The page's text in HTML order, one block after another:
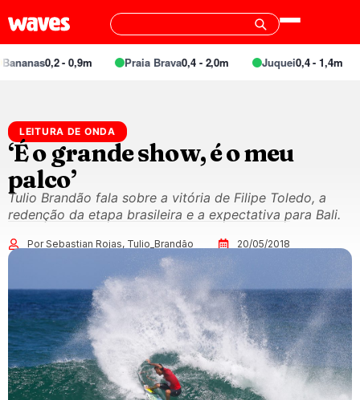
0,2 - 0,9m Praia Brava0,4 - 2,0m Juquei0,4 - 1,4m
LEITURA DE ONDA
‘É o grande show, é o meu
palco’
Tulio Brandão fala sobre a vitória de Filipe Toledo, a
redenção da etapa brasileira e a expectativa para Bali.
Por Sebastian Rojas, Tulio_Brandão 20/05/2018